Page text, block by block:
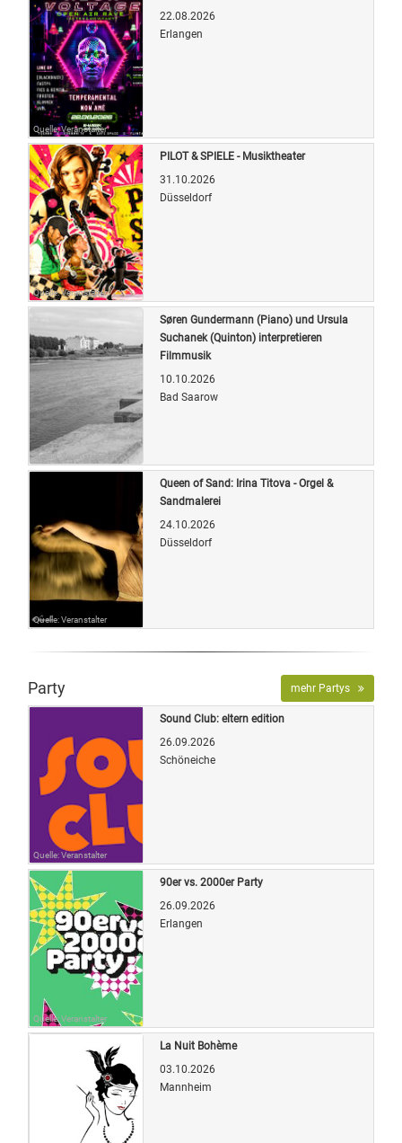
Quelle: Veranstalter
22.08.2026
Erlangen
Quelle: Veranstalter
PILOT & SPIELE - Musiktheater
31.10.2026
Düsseldorf
Quelle: Veranstalter
Søren Gundermann (Piano) und Ursula
Suchanek (Quinton) interpretieren
Filmmusik
10.10.2026
Bad Saarow
Quelle: Veranstalter
Queen of Sand: Irina Titova - Orgel &
Sandmalerei
24.10.2026
Düsseldorf
Party mehr Partys
Quelle: Veranstalter
Sound Club: eltern edition
26.09.2026
Schöneiche
Quelle: Veranstalter
90er vs. 2000er Party
26.09.2026
Erlangen
La Nuit Bohème
03.10.2026
Mannheim